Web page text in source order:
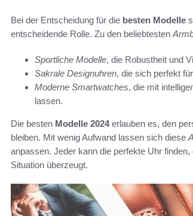
Bei der Entscheidung für die besten Modelle
entscheidende Rolle. Zu den beliebtesten
Sportliche Modelle, die Robustheit und
Sakrale Designuhren, die sich perfekt
Moderne Smartwatches, die mit
lassen.
Die besten Modelle 2024erlauben es, den
bleiben. Mit wenig Aufwand lassen sich diese
anpassen. Jeder kann die perfekte Uhr
Situation überzeugt.